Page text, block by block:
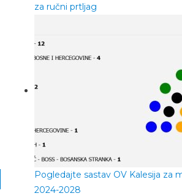
za ručni prtljag
Pogledajte sastav OV Kalesija za
2024-2028